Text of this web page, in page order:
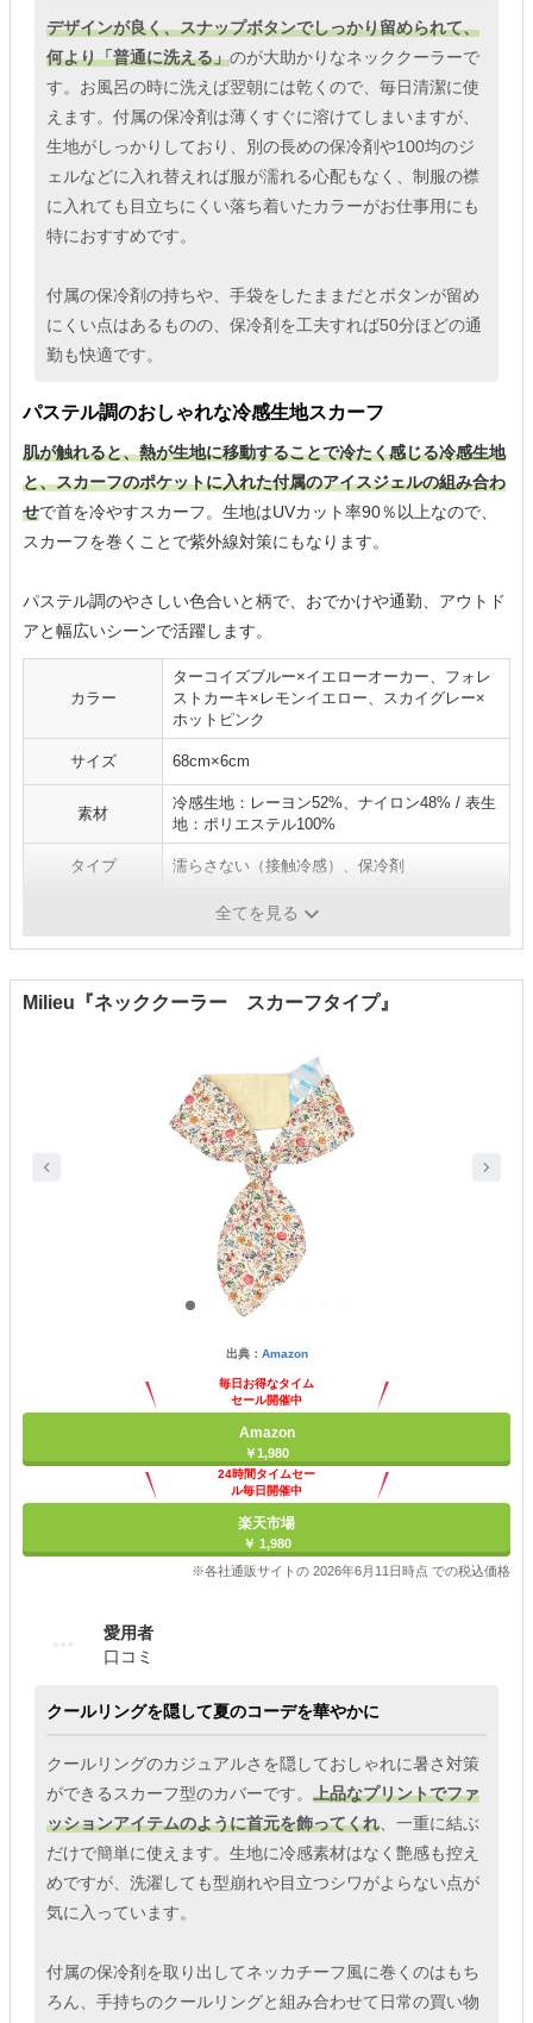
デザインが良く、スナップボタンでしっかり留められて、
何より「普通に洗える」のが大助かりなネッククーラーで
す。お風呂の時に洗えば翌朝には乾くので、毎日清潔に使
えます。付属の保冷剤は薄くすぐに溶けてしまいますが、
生地がしっかりしており、別の長めの保冷剤や100均のジ
ェルなどに入れ替えれば服が濡れる心配もなく、制服の襟
に入れても目立ちにくい落ち着いたカラーがお仕事用にも
特におすすめです。
付属の保冷剤の持ちや、手袋をしたままだとボタンが留め
にくい点はあるものの、保冷剤を工夫すれば50分ほどの通
勤も快適です。
パステル調のおしゃれな冷感生地スカーフ
肌が触れると、熱が生地に移動することで冷たく感じる冷感生地
と、スカーフのポケットに入れた付属のアイスジェルの組み合わ
せで首を冷やすスカーフ。生地はUVカット率90％以上なので、
スカーフを巻くことで紫外線対策にもなります。
パステル調のやさしい色合いと柄で、おでかけや通勤、アウトド
アと幅広いシーンで活躍します。
カラー
ターコイズブルー×イエローオーカー、フォレ
ストカーキ×レモンイエロー、スカイグレー×
ホットピンク
サイズ 68cm×6cm
素材
冷感生地：レーヨン52%、ナイロン48% / 表生
地：ポリエステル100%
タイプ 濡らさない（接触冷感）、保冷剤
洗濯機、手洗い
全てを見る
Milieu『ネッククーラー スカーフタイプ』
出典： Amazon
毎日お得なタイム
セール開催中
Amazon
￥1,980
24時間タイムセー
ル毎日開催中
楽天市場
￥ 1,980
※各社通販サイトの 2026年6月11日時点 での税込価格
愛用者
口コミ
クールリングを隠して夏のコーデを華やかに
クールリングのカジュアルさを隠しておしゃれに暑さ対策
ができるスカーフ型のカバーです。 上品なプリントでファ
ッションアイテムのように首元を飾ってくれ、一重に結ぶ
だけで簡単に使えます。生地に冷感素材はなく艶感も控え
めですが、洗濯しても型崩れや目立つシワがよらない点が
気に入っています。
付属の保冷剤を取り出してネッカチーフ風に巻くのはもち
ろん、手持ちのクールリングと組み合わせて日常の買い物